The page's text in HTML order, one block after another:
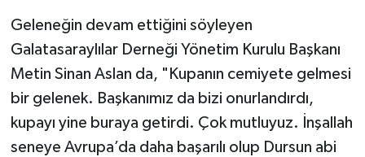
Geleneğin devam ettiğini söyleyen
Galatasaraylılar Derneği Yönetim Kurulu Başkanı
Metin Sinan Aslan da, "Kupanın cemiyete gelmesi
bir gelenek. Başkanımız da bizi onurlandırdı,
kupayı yine buraya getirdi. Çok mutluyuz. İnşallah
seneye Avrupa’da daha başarılı olup Dursun abi